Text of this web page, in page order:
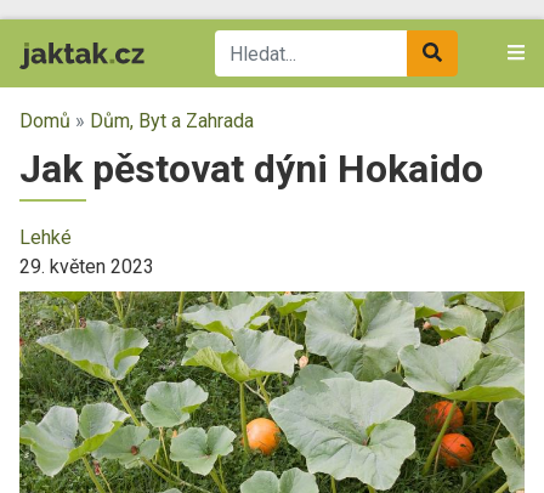
Domů » Dům, Byt a Zahrada
Jak pěstovat dýni Hokaido
Lehké
29. květen 2023